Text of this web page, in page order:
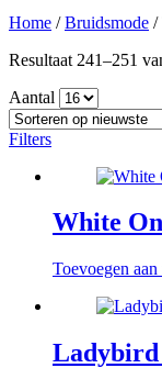
Home /Bruidsmode /
Resultaat 241–251
Aantal
Filters
White
Toevoegen
Ladybird